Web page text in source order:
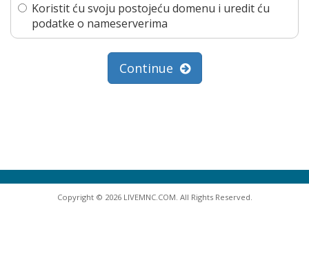
Koristit ću svoju postojeću domenu i uredit ću
podatke o nameserverima
Continue
Copyright © 2026 LIVEMNC.COM. All Rights Reserved.